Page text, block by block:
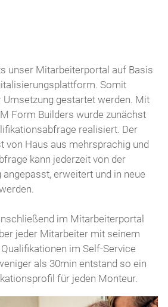
unser Mitarbeiterportal auf Basis
Somit
Umsetzung gestartet werden. Mit
Form Builders wurde zunächst
realisiert. Der
von Haus aus mehrsprachig und
kann jederzeit von der
angepasst, erweitert und in neue
im Mitarbeiterportal
jeder Mitarbeiter mit seinem
im Self-Service
als 30min entstand so ein
für jeden Monteur.